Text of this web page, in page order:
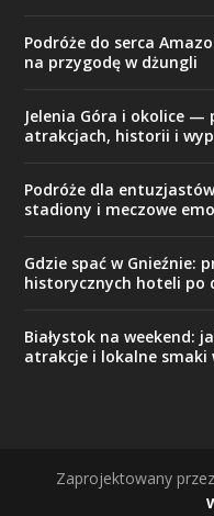
Podróże do serca
na przygodę w dżungli
Jelenia Góra i okolice —
atrakcjach, historii i
Podróże dla
stadiony i meczowe
Gdzie spać w Gnieźnie:
historycznych hoteli po
Białystok na weekend:
atrakcje i lokalne smaki
Zaprojektowany przez